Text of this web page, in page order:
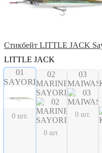
Стикбейт LITTLE JACK
LITTLE JACK
01
SAYORI
0 шт.
02
MARINE
SAYORI
0 шт.
03
0 шт.